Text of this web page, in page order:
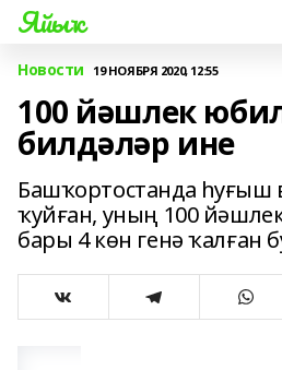
Яйыҡ
Новости 19 НОЯБРЯ 2020, 12:55
100 йәшлек
билдәләр ине
Башҡортостанда һуғыш
ҡуйған, уның 100
бары 4 көн генә ҡалған